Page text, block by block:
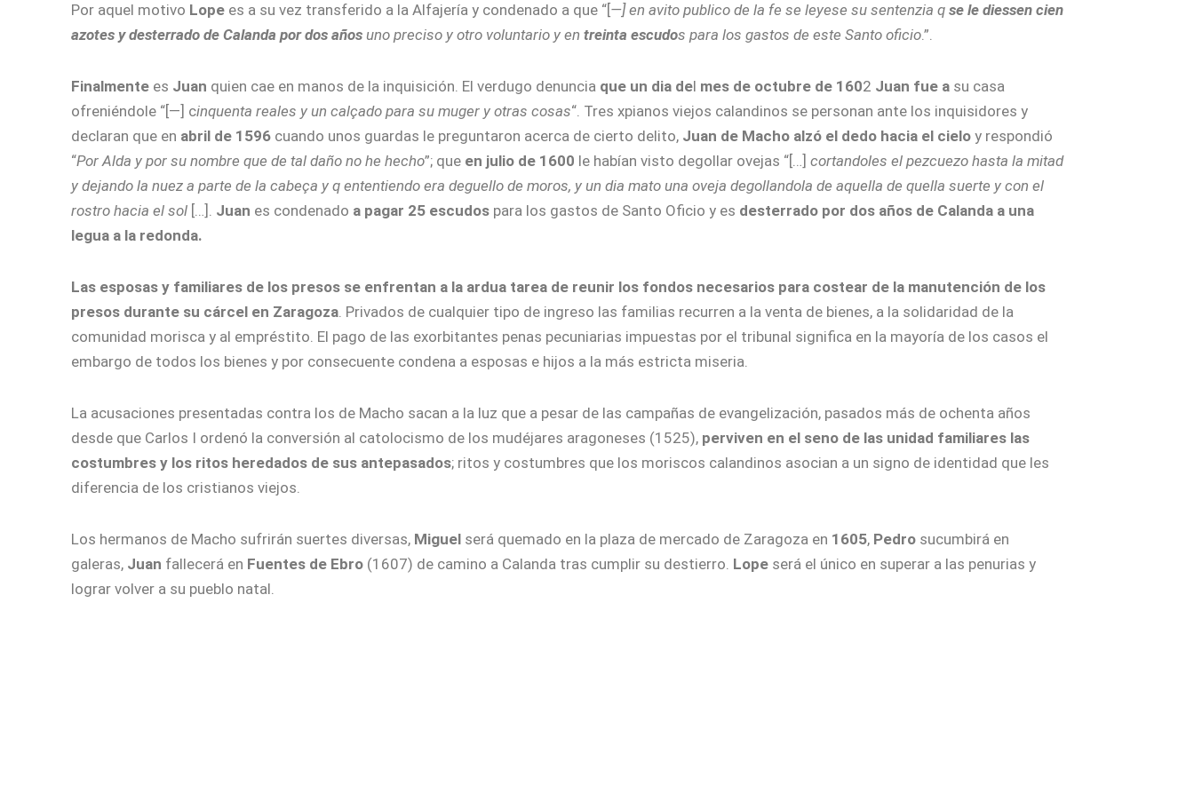
Por aquel motivo Lopees a su vez transferido a la Alfajería y condenado a que “[—] en avito publico de la fe se leyese su sentenzia q se le diessen cien
azotes y desterrado de Calanda por dos añosuno preciso y otro voluntario y en treinta escudos para los gastos de este Santo oficio.”.
Finalmentees Juan quien cae en manos de la inquisición. El verdugo denuncia que un dia del mes de octubre de 1602 Juan fue a su casa
ofreniéndole “[—] cinquenta reales y un calçado para su muger y otras cosas“. Tres xpianos viejos calandinos se personan ante los inquisidores y
declaran que en abril de 1596cuando unos guardas le preguntaron acerca de cierto delito,Juan de Macho alzó el dedo hacia el cieloy respondió
“Por Alda y por su nombre que de tal daño no he hecho”; que en julio de 1600 le habían visto degollar ovejas “[…] cortandoles el pezcuezo hasta la mitad
y dejando la nuez a parte de la cabeça y q ententiendo era deguello de moros, y un dia mato una oveja degollandola de aquella de quella suerte y con el
rostro hacia el sol[…]. Juan es condenado a pagar 25 escudospara los gastos de Santo Oficio y es desterrado por dos años de Calanda a una
legua a la redonda.
Las esposas y familiares de los presos se enfrentan a la ardua tarea de reunir los fondos necesarios para costear de la manutención de los
presos durante su cárcel en Zaragoza. Privados de cualquier tipo de ingreso las familias recurren a la venta de bienes, a la solidaridad de la
comunidad morisca y al empréstito. El pago de las exorbitantes penas pecuniarias impuestas por el tribunal significa en la mayoría de los casos el
embargo de todos los bienes y por consecuente condena a esposas e hijos a la más estricta miseria.
La acusaciones presentadas contra los de Macho sacan a la luz que a pesar de las campañas de evangelización, pasados más de ochenta años
desde que Carlos I ordenó la conversión al catolocismo de los mudéjares aragoneses (1525), perviven en el seno de las unidad familiares las
costumbres y los ritos heredados de sus antepasados; ritos y costumbres que los moriscos calandinos asocian a un signo de identidad que les
diferencia de los cristianos viejos.
Los hermanos de Macho sufrirán suertes diversas, Miguelserá quemado en la plaza de mercado de Zaragoza en 1605, Pedrosucumbirá en
galeras, Juan fallecerá en Fuentes de Ebro (1607) de camino a Calanda tras cumplir su destierro. Lopeserá el único en superar a las penurias y
lograr volver a su pueblo natal.